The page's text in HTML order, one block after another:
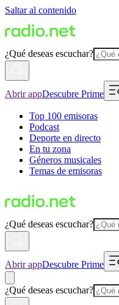
Saltar al contenido
¿Qué deseas escuchar?
Abrir appDescubre Prime
Top 100 emisoras
Podcast
Deporte en directo
En tu zona
Géneros musicales
Temas de emisoras
¿Qué deseas escuchar?
Abrir appDescubre Prime
¿Qué deseas escuchar?